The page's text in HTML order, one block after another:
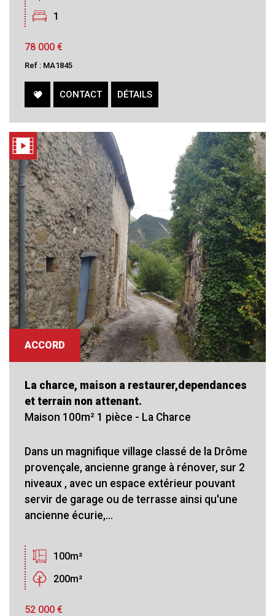
1
78 000 €
Ref : MA1845
CONTACT DÉTAILS
ACCORD
La charce, maison a restaurer,dependances
et terrain non attenant.
Maison 100m² 1 pièce - La Charce
Dans un magnifique village classé de la Drôme
provençale, ancienne grange à rénover, sur 2
niveaux , avec un espace extérieur pouvant
servir de garage ou de terrasse ainsi qu'une
ancienne écurie,...
100m²
200m²
52 000 €